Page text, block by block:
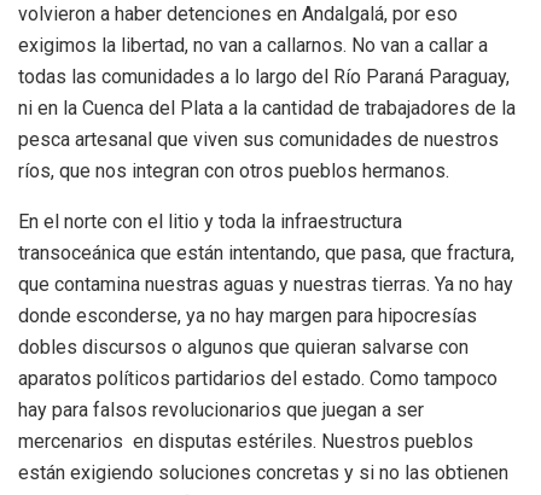
volvieron a haber detenciones en Andalgalá, por eso
exigimos la libertad, no van a callarnos. No van a callar a
todas las comunidades a lo largo del Río Paraná Paraguay,
ni en la Cuenca del Plata a la cantidad de trabajadores de la
pesca artesanal que viven sus comunidades de nuestros
ríos, que nos integran con otros pueblos hermanos.
En el norte con el litio y toda la infraestructura
transoceánica que están intentando, que pasa, que fractura,
que contamina nuestras aguas y nuestras tierras. Ya no hay
donde esconderse, ya no hay margen para hipocresías
dobles discursos o algunos que quieran salvarse con
aparatos políticos partidarios del estado. Como tampoco
hay para falsos revolucionarios que juegan a ser
mercenarios en disputas estériles. Nuestros pueblos
están exigiendo soluciones concretas y si no las obtienen